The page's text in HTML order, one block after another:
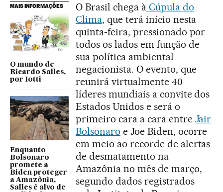
MAIS INFORMAÇÕES
O mundo de
Ricardo Salles,
por Iotti
Enquanto
Bolsonaro
promete a
Biden proteger
a Amazônia,
Salles é alvo de
O Brasil chega àCúpula do
Clima, que terá início nesta
quinta-feira, pressionado por
todos os lados em função de
sua política ambiental
negacionista. O evento, que
reunirá virtualmente 40
líderes mundiais a convite dos
Estados Unidos e será o
primeiro cara a cara entre Jair
Bolsonaro e Joe Biden, ocorre
em meio ao recorde de alertas
de desmatamento na
Amazônia no mês de março,
segundo dados registrados